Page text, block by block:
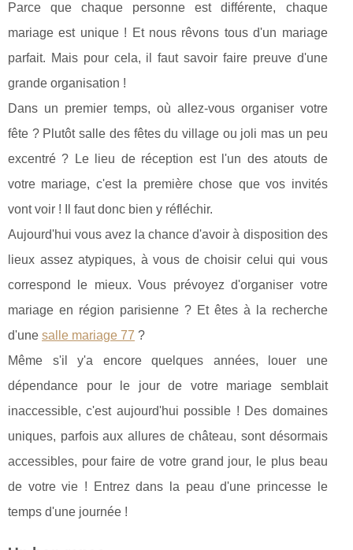
Parce que chaque personne est différente, chaque
mariage est unique ! Et nous rêvons tous d'un mariage
parfait. Mais pour cela, il faut savoir faire preuve d'une
grande organisation !
Dans un premier temps, où allez-vous organiser votre
fête ? Plutôt salle des fêtes du village ou joli mas un peu
excentré ? Le lieu de réception est l'un des atouts de
votre mariage, c'est la première chose que vos invités
vont voir ! Il faut donc bien y réfléchir.
Aujourd'hui vous avez la chance d'avoir à disposition des
lieux assez atypiques, à vous de choisir celui qui vous
correspond le mieux. Vous prévoyez d'organiser votre
mariage en région parisienne ? Et êtes à la recherche
d'une salle mariage 77 ?
Même s'il y'a encore quelques années, louer une
dépendance pour le jour de votre mariage semblait
inaccessible, c'est aujourd'hui possible ! Des domaines
uniques, parfois aux allures de château, sont désormais
accessibles, pour faire de votre grand jour, le plus beau
de votre vie ! Entrez dans la peau d'une princesse le
temps d'une journée !